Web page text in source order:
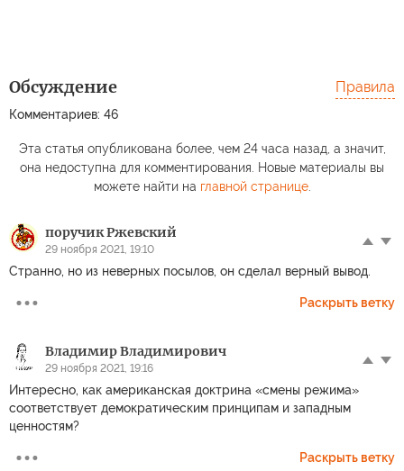
Обсуждение
Комментариев: 46
Правила
Эта статья опубликована более, чем 24 часа назад, а значит,
она недоступна для комментирования. Новые материалы вы
можете найти на главной странице.
поручик Ржевский
29 ноября 2021, 19:10
Странно, но из неверных посылов, он сделал верный вывод.
Раскрыть ветку
Владимир Владимирович
29 ноября 2021, 19:16
Интересно, как американская доктрина «смены режима»
соответствует демократическим принципам и западным
ценностям?
Раскрыть ветку